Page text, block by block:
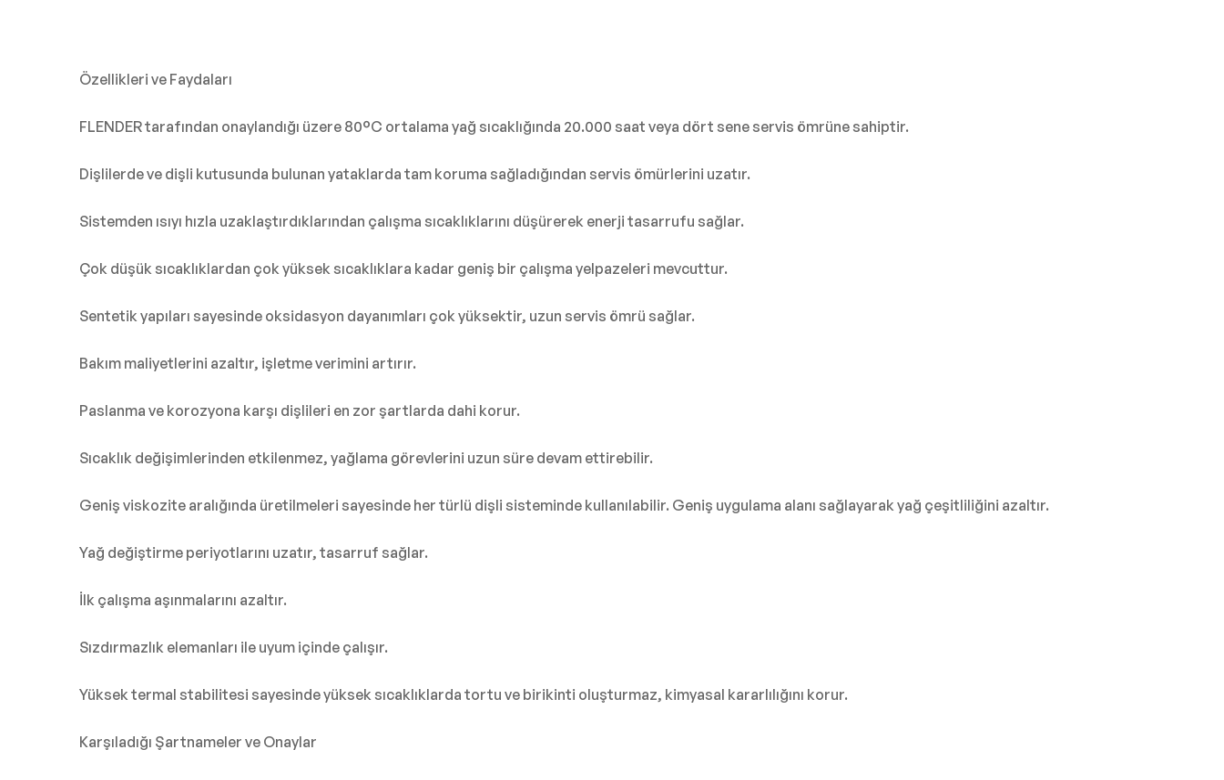
Özellikleri ve Faydaları
FLENDER tarafından onaylandığı üzere 80°C ortalama yağ sıcaklığında 20.000 saat veya dört sene servis ömrüne sahiptir.
Dişlilerde ve dişli kutusunda bulunan yataklarda tam koruma sağladığından servis ömürlerini uzatır.
Sistemden ısıyı hızla uzaklaştırdıklarından çalışma sıcaklıklarını düşürerek enerji tasarrufu sağlar.
Çok düşük sıcaklıklardan çok yüksek sıcaklıklara kadar geniş bir çalışma yelpazeleri mevcuttur.
Sentetik yapıları sayesinde oksidasyon dayanımları çok yüksektir, uzun servis ömrü sağlar.
Bakım maliyetlerini azaltır, işletme verimini artırır.
Paslanma ve korozyona karşı dişlileri en zor şartlarda dahi korur.
Sıcaklık değişimlerinden etkilenmez, yağlama görevlerini uzun süre devam ettirebilir.
Geniş viskozite aralığında üretilmeleri sayesinde her türlü dişli sisteminde kullanılabilir. Geniş uygulama alanı sağlayarak yağ çeşitliliğini azaltır.
Yağ değiştirme periyotlarını uzatır, tasarruf sağlar.
İlk çalışma aşınmalarını azaltır.
Sızdırmazlık elemanları ile uyum içinde çalışır.
Yüksek termal stabilitesi sayesinde yüksek sıcaklıklarda tortu ve birikinti oluşturmaz, kimyasal kararlılığını korur.
Karşıladığı Şartnameler ve Onaylar